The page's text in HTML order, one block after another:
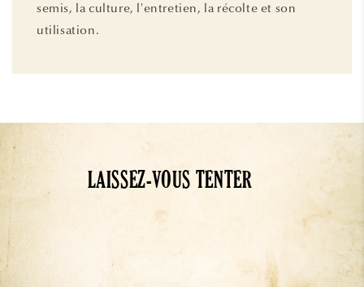
semis, la culture, l'entretien, la récolte et son
utilisation.
LAISSEZ-VOUS TENTER